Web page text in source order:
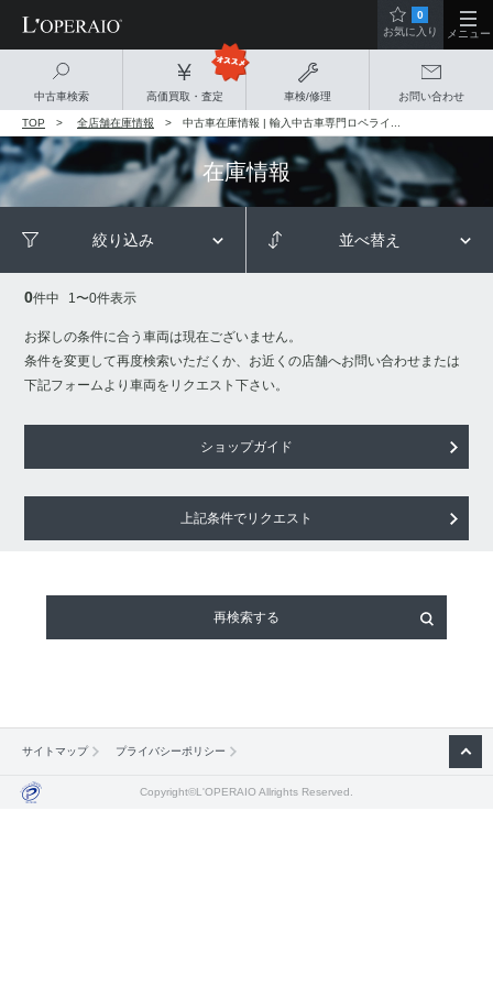
中古車検索 高価買取・査定 車検/修理 お問い合わせ
0
お気に入り
メニュー
TOP 全店舗在庫情報 中古車在庫情報 | 輸入中古車専門ロペライ...
在庫情報
絞り込み 並べ替え
0件中 1〜0件表示
お探しの条件に合う車両は現在ございません。
条件を変更して再度検索いただくか、お近くの店舗へお問い合わせまたは
下記フォームより車両をリクエスト下さい。
ショップガイド
上記条件でリクエスト
再検索する
サイトマップ プライバシーポリシー
Copyright©L'OPERAIO Allrights Reserved.